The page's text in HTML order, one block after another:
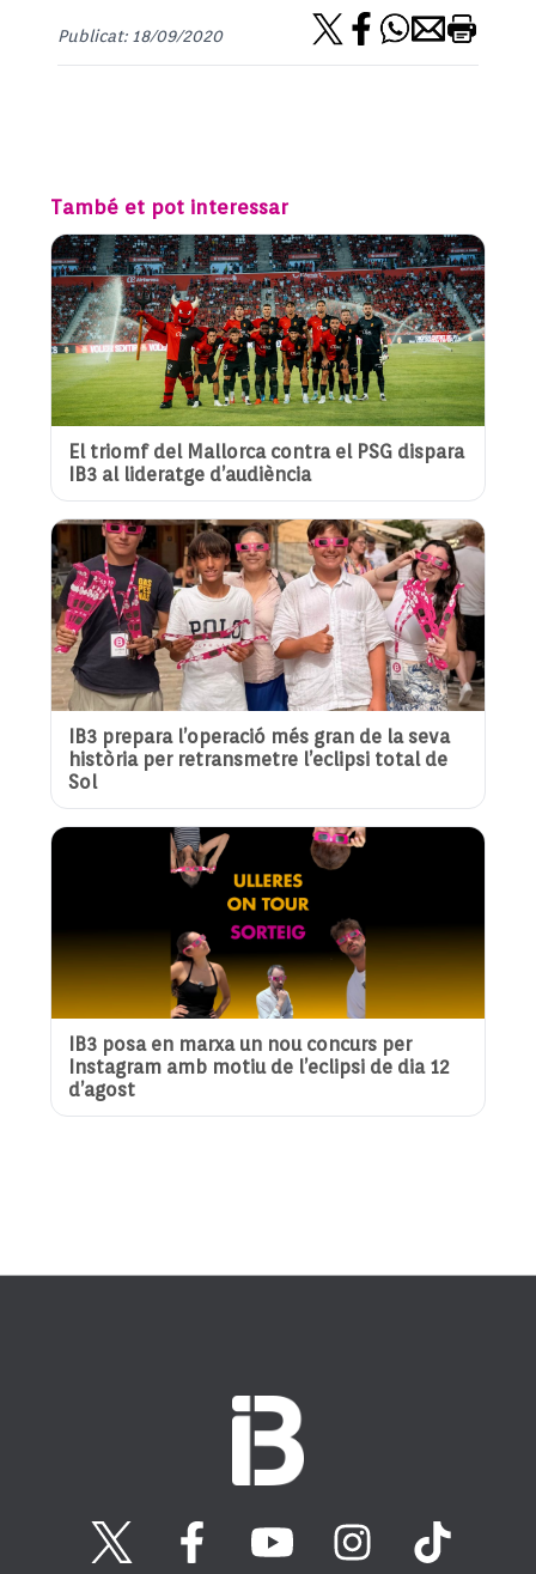
Publicat: 18/09/2020
També et pot interessar
El triomf del Mallorca contra el PSG dispara
IB3 al lideratge d’audiència
IB3 prepara l’operació més gran de la seva
història per retransmetre l’eclipsi total de
Sol
IB3 posa en marxa un nou concurs per
Instagram amb motiu de l’eclipsi de dia 12
d’agost